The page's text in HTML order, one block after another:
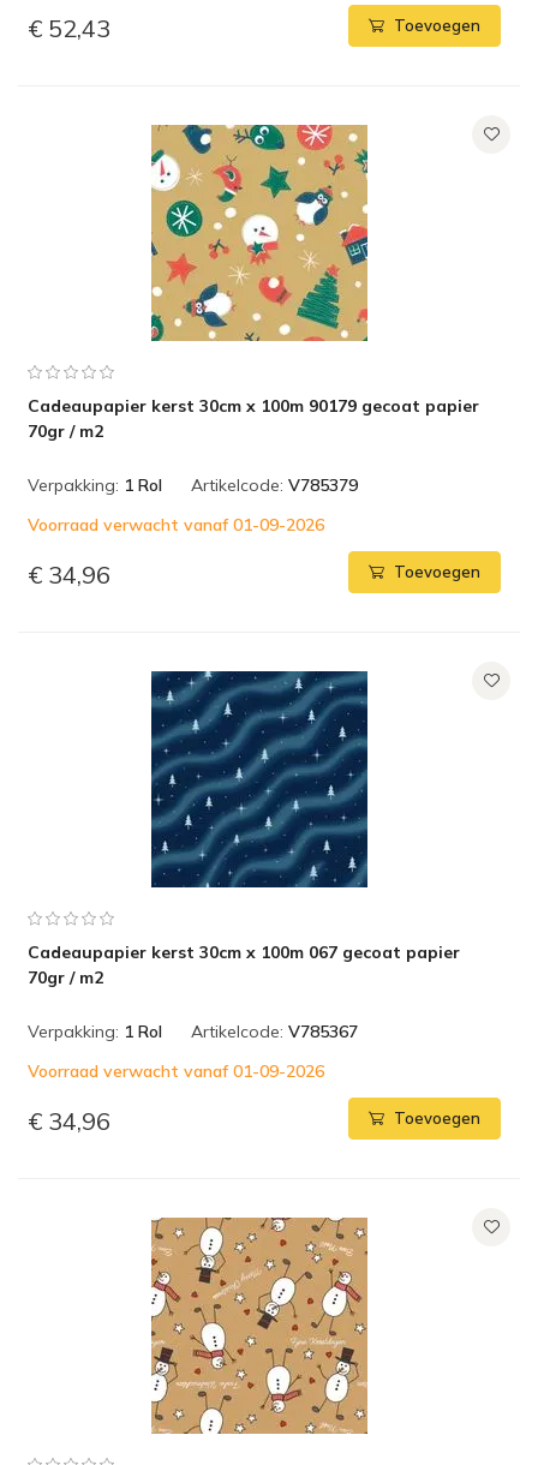
€ 52,43 Toevoegen
Cadeaupapier kerst 30cm x 100m 90179 gecoat papier
70gr / m2
Verpakking: 1 Rol Artikelcode: V785379
Voorraad verwacht vanaf 01-09-2026
€ 34,96 Toevoegen
Cadeaupapier kerst 30cm x 100m 067 gecoat papier
70gr / m2
Verpakking: 1 Rol Artikelcode: V785367
Voorraad verwacht vanaf 01-09-2026
€ 34,96 Toevoegen